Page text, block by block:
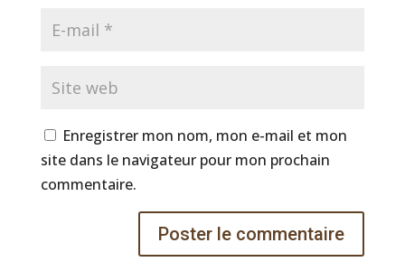
Enregistrer mon nom, mon e-mail et mon
site dans le navigateur pour mon prochain
commentaire.